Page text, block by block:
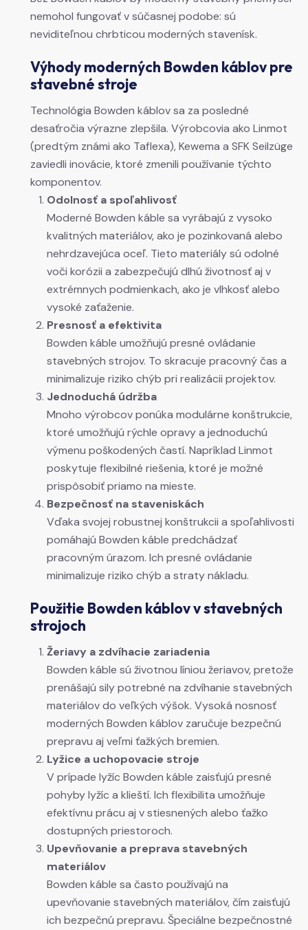
nemohol fungovať v súčasnej podobe: sú
neviditeľnou chrbticou moderných stavenísk.
Výhody moderných Bowden káblov pre
stavebné stroje
Technológia Bowden káblov sa za posledné
desaťročia výrazne zlepšila. Výrobcovia ako Linmot
(predtým známi ako Taflexa), Kewema a SFK Seilzüge
zaviedli inovácie, ktoré zmenili používanie týchto
komponentov.
Odolnosť a spoľahlivosť
Moderné Bowden káble sa vyrábajú z vysoko
kvalitných materiálov, ako je pozinkovaná alebo
nehrdzavejúca oceľ. Tieto materiály sú odolné
voči korózii a zabezpečujú dlhú životnosť aj v
extrémnych podmienkach, ako je vlhkosť alebo
vysoké zaťaženie.
Presnosť a efektivita
Bowden káble umožňujú presné ovládanie
stavebných strojov. To skracuje pracovný čas a
minimalizuje riziko chýb pri realizácii projektov.
Jednoduchá údržba
Mnoho výrobcov ponúka modulárne konštrukcie,
ktoré umožňujú rýchle opravy a jednoduchú
výmenu poškodených častí. Napríklad Linmot
poskytuje flexibilné riešenia, ktoré je možné
prispôsobiť priamo na mieste.
Bezpečnosť na staveniskách
Vďaka svojej robustnej konštrukcii a spoľahlivosti
pomáhajú Bowden káble predchádzať
pracovným úrazom. Ich presné ovládanie
minimalizuje riziko chýb a straty nákladu.
Použitie Bowden káblov v stavebných
strojoch
Žeriavy a zdvíhacie zariadenia
Bowden káble sú životnou líniou žeriavov, pretože
prenášajú sily potrebné na zdvíhanie stavebných
materiálov do veľkých výšok. Vysoká nosnosť
moderných Bowden káblov zaručuje bezpečnú
prepravu aj veľmi ťažkých bremien.
Lyžice a uchopovacie stroje
V prípade lyžíc Bowden káble zaisťujú presné
pohyby lyžíc a klieští. Ich flexibilita umožňuje
efektívnu prácu aj v stiesnených alebo ťažko
dostupných priestoroch.
Upevňovanie a preprava stavebných
materiálov
Bowden káble sa často používajú na
upevňovanie stavebných materiálov, čím zaisťujú
ich bezpečnú prepravu. Špeciálne bezpečnostné